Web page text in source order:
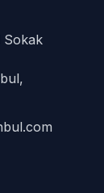
Sokak